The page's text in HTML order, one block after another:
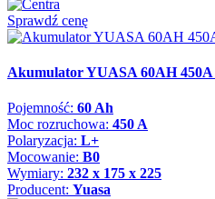
Sprawdź cenę
Akumulator YUASA 60AH
Pojemność: 60 Ah
Moc rozruchowa: 450 A
Polaryzacja: L+
Mocowanie: B0
Wymiary: 232 x 175 x 225
Producent: Yuasa